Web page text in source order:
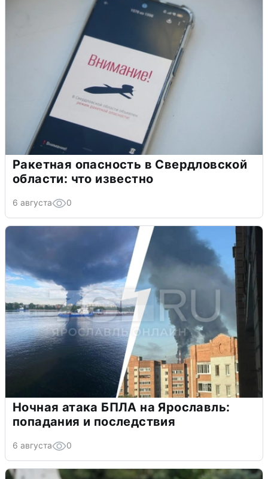
Ракетная опасность в Свердловской
области: что известно
6 августа 0
Ночная атака БПЛА на Ярославль:
попадания и последствия
6 августа 0